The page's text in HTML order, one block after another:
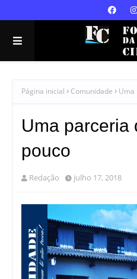
Página inicial Comunidade Uma
Uma parceria
pouco
Redação julho 17, 2018